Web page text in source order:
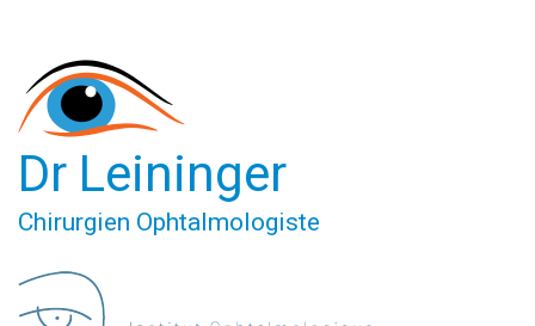
Dr Leininger
Chirurgien Ophtalmologiste